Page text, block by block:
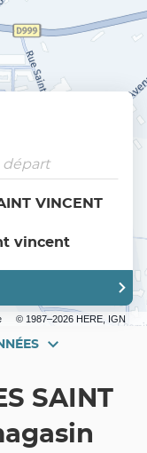
© 1987–2026 HERE, IGN
VINCENT
vincent
SAINT